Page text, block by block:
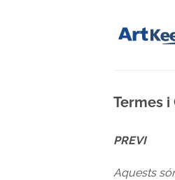
Termes i
PREVI
Aquests